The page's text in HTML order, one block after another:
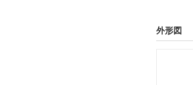
外形図